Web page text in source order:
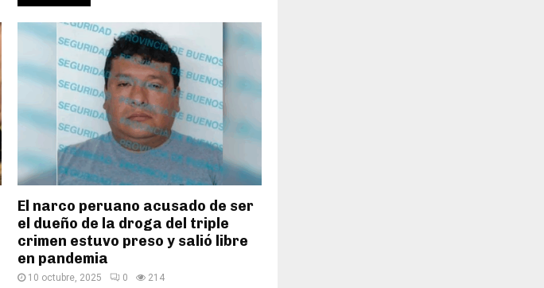
El narco peruano acusado de ser
el dueño de la droga del triple
crimen estuvo preso y salió libre
en pandemia
10 octubre, 2025 0 214